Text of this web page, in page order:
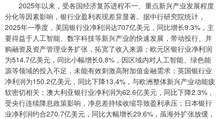
2025年以来，受各国经济复苏进程不一、重点新兴产业发展程度
分化等因素影响，银行业盈利表现差异显著。据中行研究院统计，
2025年一季度，美国银行业净利润达707亿美元，同比增长9.3%，主
要得益于人工智能、数字科技等新兴产业的快速发展，带动投行、并
购融资及资产管理业务扩张，拓宽了收入来源；欧元区银行业净利润
为514.7亿美元，同比小幅增长0.8%，因区域内对人工智能、绿色能
源等领域的投入不足，未能有效刺激高附加值金融需求；英国银行业
净利润为150.2亿美元，同比下降13.4%，与欧洲整体新兴产业动能疲
软密切相关；澳大利亚银行业净利润为62.6亿美元，同比下降2.3%，
受央行连续降息政策影响，净息差持续收缩导致盈利承压；日本银行
业净利润约合270.7亿美元，同比大幅增长29.6%，虽海外扩张放缓，